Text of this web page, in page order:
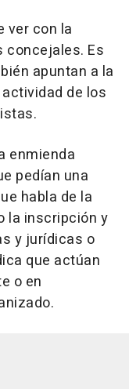
ver con la
concejales. Es
apuntan a la
de los
enmienda
pedían una
habla de la
la inscripción y
y jurídicas o
que actúan
o en